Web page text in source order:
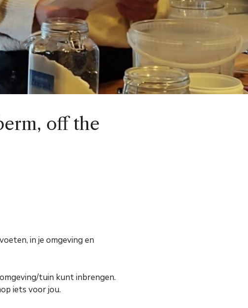
off the
in je omgeving en
tuin kunt inbrengen.
iets voor jou.